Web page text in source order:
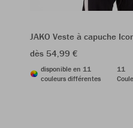
JAKO Veste à capuche
dès 54,99 €
disponible en 11
couleurs différentes
11